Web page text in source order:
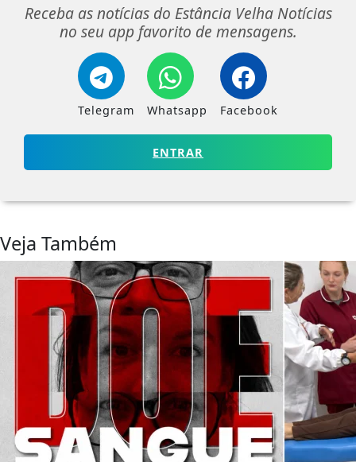
Receba as notícias do Estância Velha Notícias
no seu app favorito de mensagens.
Telegram Whatsapp Facebook
ENTRAR
Veja Também